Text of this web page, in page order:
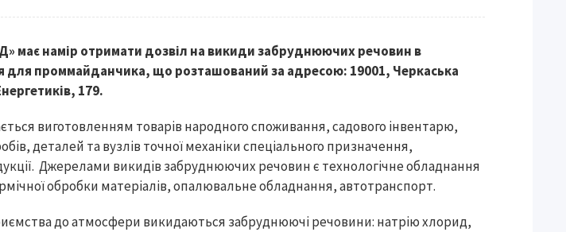
має намір отримати дозвіл на викиди забруднюючих речовин в
для проммайданчика, що розташований за адресою: 19001, Черкаська
179.
виготовленням товарів народного споживання, садового інвентарю,
деталей та вузлів точної механіки спеціального призначення,
Джерелами викидів забруднюючих речовин є технологічне обладнання
обробки матеріалів, опалювальне обладнання, автотранспорт.
до атмосфери викидаються забруднюючі речовини: натрію хлорид,